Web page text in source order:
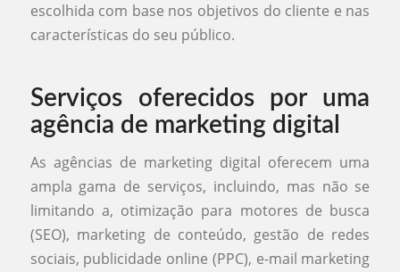
escolhida com base nos objetivos do cliente e nas
características do seu público.
Serviços oferecidos por uma
agência de marketing digital
As agências de marketing digital oferecem uma
ampla gama de serviços, incluindo, mas não se
limitando a, otimização para motores de busca
(SEO), marketing de conteúdo, gestão de redes
sociais, publicidade online (PPC), e-mail marketing